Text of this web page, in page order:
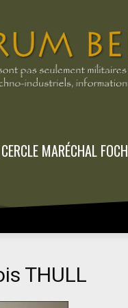
CERCLE MARÉCHAL FOCH
THULL